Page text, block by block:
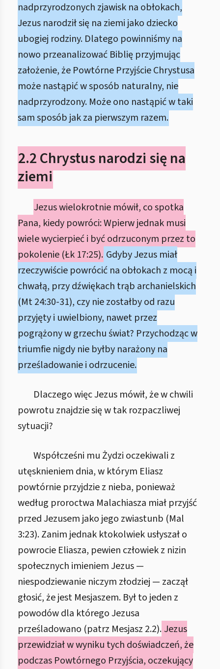
nadprzyrodzonych zjawisk na obłokach,
Jezus narodził się na ziemi jako dziecko
ubogiej rodziny. Dlatego powinniśmy na
nowo przeanalizować Biblię przyjmując
założenie, że Powtórne Przyjście Chrystusa
może nastąpić w sposób naturalny, nie
nadprzyrodzony. Może ono nastąpić w taki
sam sposób jak za pierwszym razem.
2.2 Chrystus narodzi się na
ziemi
Jezus wielokrotnie mówił, co spotka
Pana, kiedy powróci: Wpierw jednak musi
wiele wycierpieć i być odrzuconym przez to
pokolenie (Łk 17:25). Gdyby Jezus miał
rzeczywiście powrócić na obłokach z mocą i
chwałą, przy dźwiękach trąb archanielskich
(Mt 24:30-31), czy nie zostałby od razu
przyjęty i uwielbiony, nawet przez
pogrążony w grzechu świat? Przychodząc w
triumfie nigdy nie byłby narażony na
prześladowanie i odrzucenie.
Dlaczego więc Jezus mówił, że w chwili
powrotu znajdzie się w tak rozpaczliwej
sytuacji?
Współcześni mu Żydzi oczekiwali z
utęsknieniem dnia, w którym Eliasz
powtórnie przyjdzie z nieba, ponieważ
według proroctwa Malachiasza miał przyjść
przed Jezusem jako jego zwiastunb (Mal
3:23). Zanim jednak ktokolwiek usłyszał o
powrocie Eliasza, pewien człowiek z nizin
społecznych imieniem Jezus —
niespodziewanie niczym złodziej — zaczął
głosić, że jest Mesjaszem. Był to jeden z
powodów dla którego Jezusa
prześladowano (patrz Mesjasz 2.2).Jezus
przewidział w wyniku tych doświadczeń, że
podczas Powtórnego Przyjścia, oczekujący